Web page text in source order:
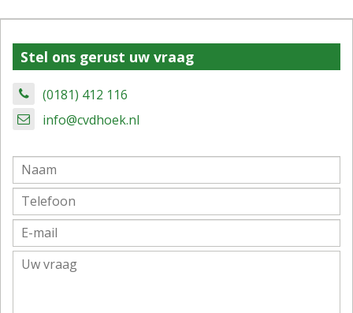
Stel ons gerust uw vraag
(0181) 412 116
info@cvdhoek.nl